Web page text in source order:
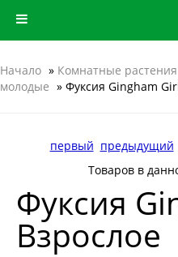
Начало » Комнатные растения
молодые » Фуксия Gingham
первый предыдущий
Товаров в
Фуксия
Взрослое